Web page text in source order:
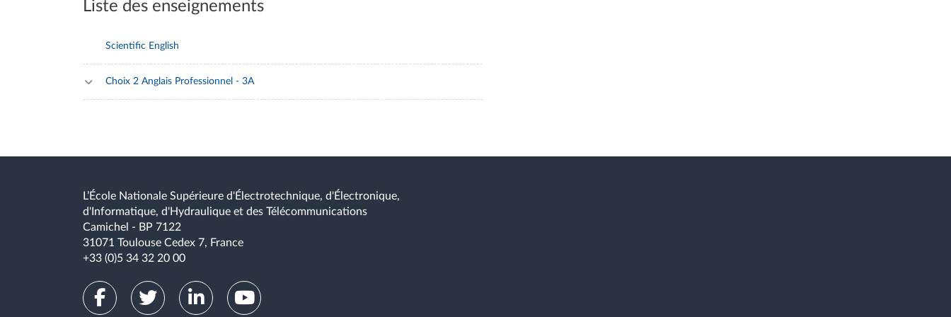
parole, interruptions, formulation d’objectifs, rédaction de minutes). Travail
Évaluation en groupe : organisation et animation d’une réunion de 30 minutes,
Liste des enseignements
Scientific English
Choix 2 Anglais Professionnel - 3A
L’École Nationale Supérieure d'Électrotechnique, d'Électronique,
d'Informatique, d'Hydraulique et des Télécommunications
Camichel - BP 7122
31071 Toulouse Cedex 7, France
+33 (0)5 34 32 20 00